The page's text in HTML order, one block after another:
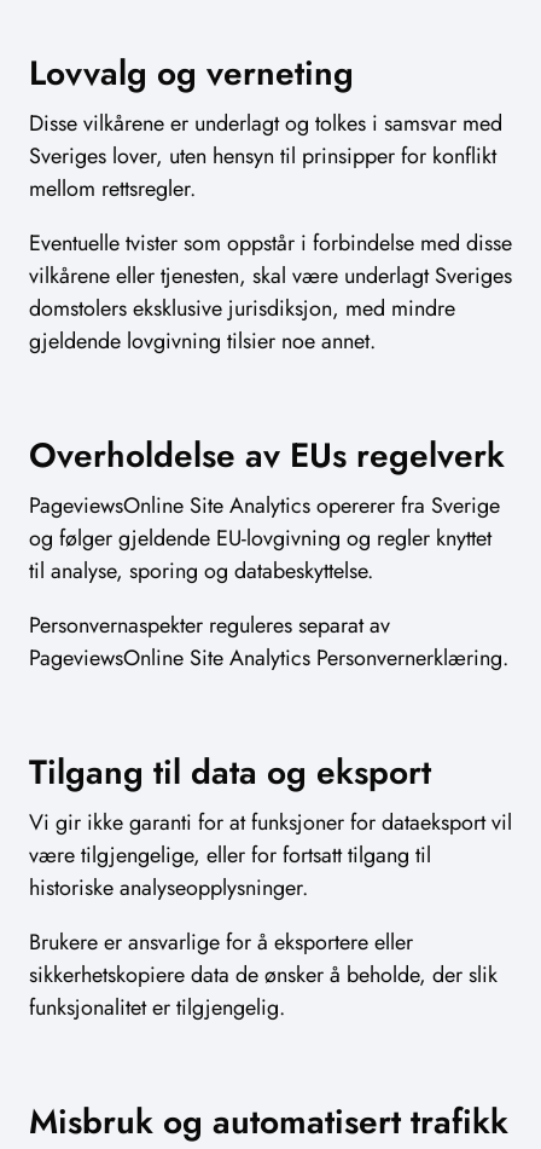
Lovvalg og verneting
Disse vilkårene er underlagt og tolkes i samsvar med
Sveriges lover, uten hensyn til prinsipper for konflikt
mellom rettsregler.
Eventuelle tvister som oppstår i forbindelse med disse
vilkårene eller tjenesten, skal være underlagt Sveriges
domstolers eksklusive jurisdiksjon, med mindre
gjeldende lovgivning tilsier noe annet.
Overholdelse av EUs regelverk
PageviewsOnline Site Analytics opererer fra Sverige
og følger gjeldende EU-lovgivning og regler knyttet
til analyse, sporing og databeskyttelse.
Personvernaspekter reguleres separat av
PageviewsOnline Site Analytics Personvernerklæring.
Tilgang til data og eksport
Vi gir ikke garanti for at funksjoner for dataeksport vil
være tilgjengelige, eller for fortsatt tilgang til
historiske analyseopplysninger.
Brukere er ansvarlige for å eksportere eller
sikkerhetskopiere data de ønsker å beholde, der slik
funksjonalitet er tilgjengelig.
Misbruk og automatisert trafikk